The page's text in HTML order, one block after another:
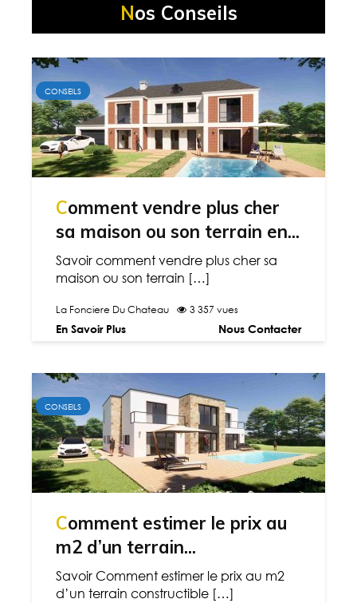
Nos Conseils
CONSEILS
Comment vendre plus cher
sa maison ou son terrain en...
Savoir comment vendre plus cher sa
maison ou son terrain […]
La Fonciere Du Chateau 3 357 vues
En Savoir Plus Nous Contacter
CONSEILS
Comment estimer le prix au
m2 d’un terrain...
Savoir Comment estimer le prix au m2
d’un terrain constructible […]